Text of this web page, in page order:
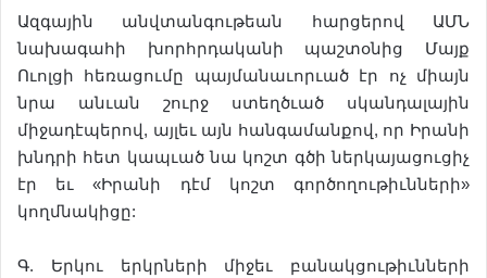
Ազգային անվտանգութեան հարցերով ԱՄՆ
նախագահի խորհրդականի պաշտօնից Մայք
Ուոլցի հեռացումը պայմանաւորւած էր ոչ միայն
նրա անւան շուրջ ստեղծւած սկանդալային
միջադէպերով, այլեւ այն հանգամանքով, որ Իրանի
խնդրի հետ կապւած նա կոշտ գծի ներկայացուցիչ
էր եւ «Իրանի դէմ կոշտ գործողութիւնների»
կողմնակիցը:
Գ. Երկու երկրների միջեւ բանակցութիւնների